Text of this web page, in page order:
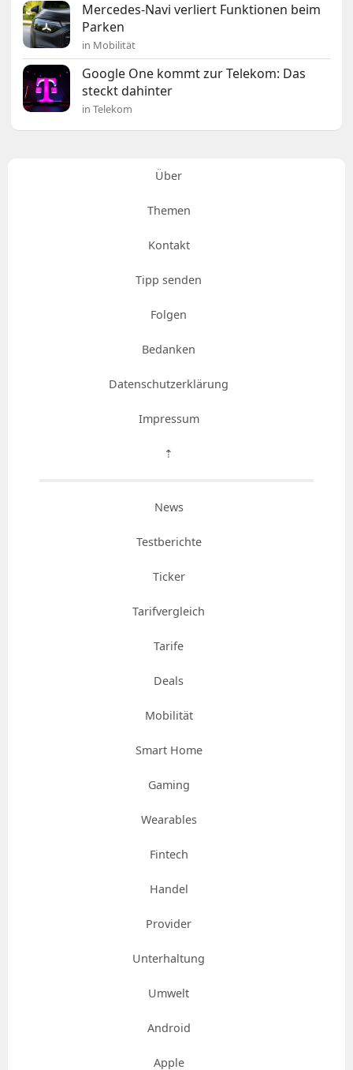
Mercedes-Navi verliert Funktionen beim
Parken
in Mobilität
Google One kommt zur Telekom: Das
steckt dahinter
in Telekom
Über
Themen
Kontakt
Tipp senden
Folgen
Bedanken
Datenschutzerklärung
Impressum
⇡
News
Testberichte
Ticker
Tarifvergleich
Tarife
Deals
Mobilität
Smart Home
Gaming
Wearables
Fintech
Handel
Provider
Unterhaltung
Umwelt
Android
Apple